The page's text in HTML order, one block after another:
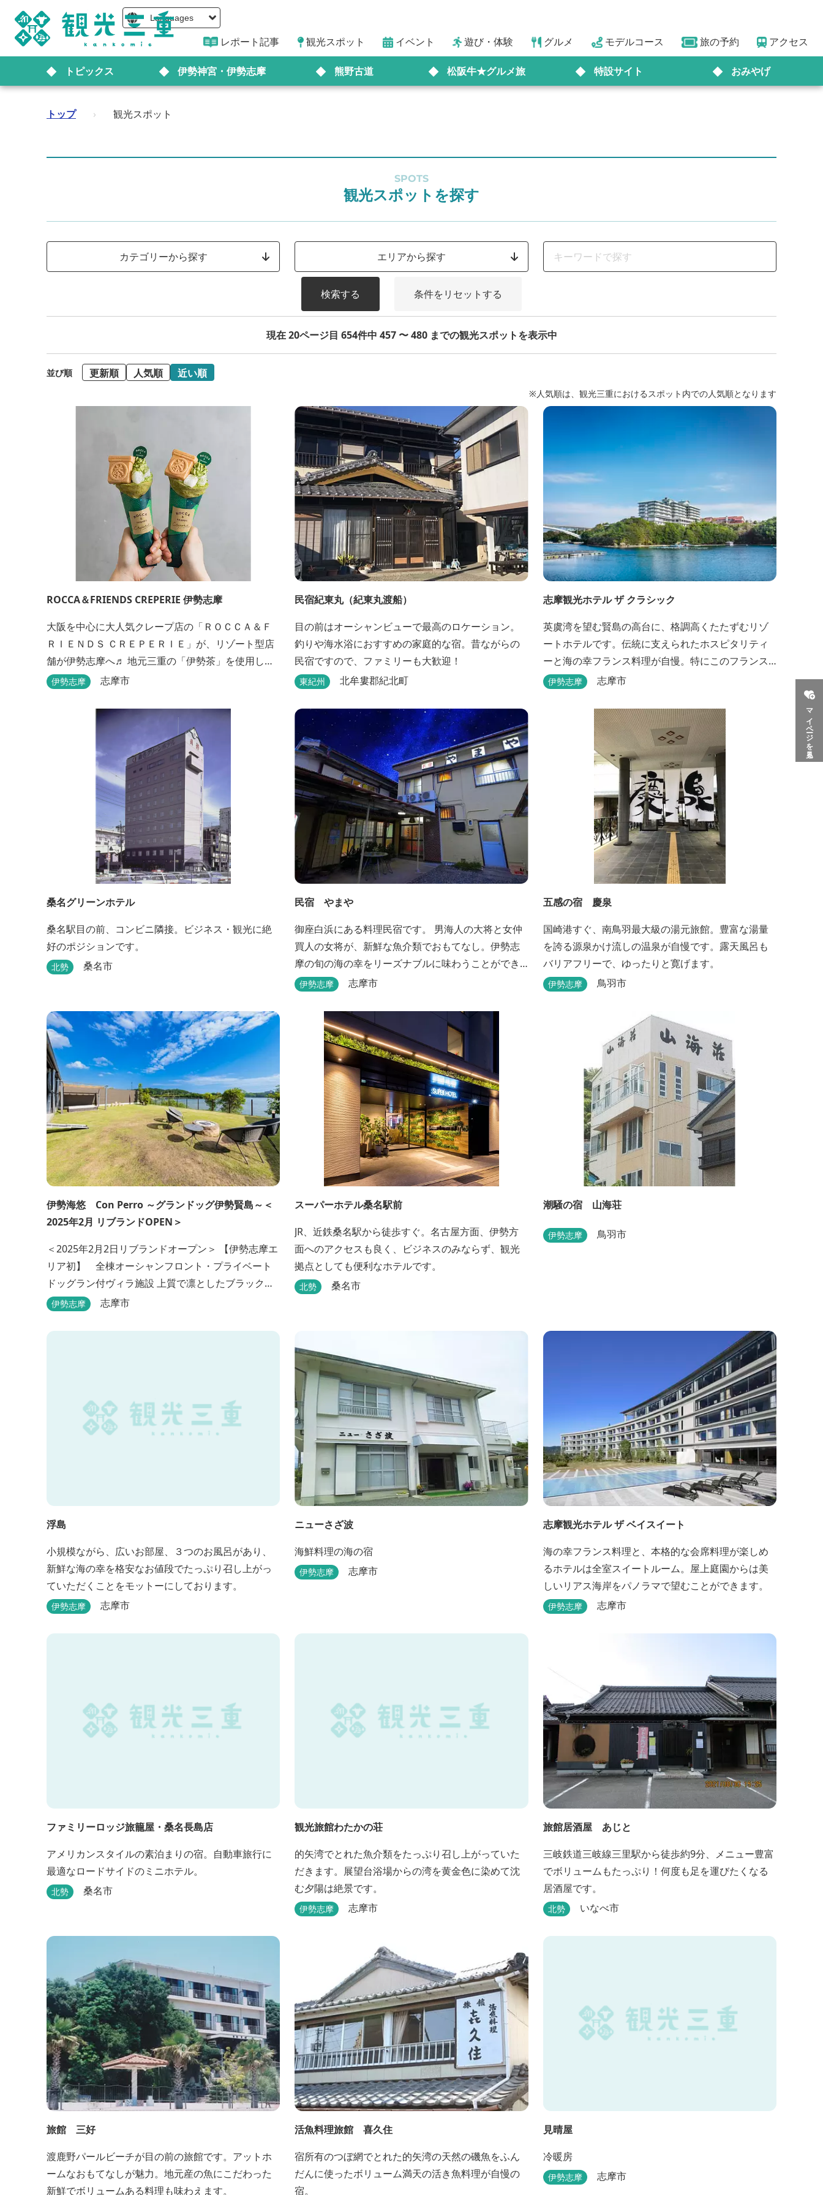
Languages
レポート記事 観光スポット イベント 遊び・体験 グルメ モデルコース 旅の予約 アクセス
トピックス 伊勢神宮・伊勢志摩 熊野古道 松阪牛★グルメ旅 特設サイト おみやげ
マイページを見る
トップ › 観光スポット
SPOTS
観光スポットを探す
カテゴリーから探す エリアから探す
検索する 条件をリセットする
現在 20ページ目 654件中 457 〜 480 までの観光スポットを表示中
並び順 更新順 人気順 近い順
※人気順は、観光三重におけるスポット内での人気順となります
ROCCA＆FRIENDS CREPERIE 伊勢志摩
大阪を中心に大人気クレープ店の「ＲＯＣＣＡ＆Ｆ
ＲＩＥＮＤＳ ＣＲＥＰＥＲＩＥ」が、リゾート型店
舗が伊勢志摩へ♬ 地元三重の「伊勢茶」を使用し
た、伊勢志摩店限定クレープ「伊勢茶ティラミス」
を味わえます。 また季節に合わせて、期間限定クレ
ープやドリンク種類も豊富ですので、伊勢志摩旅行
の際にはぜひお立ち寄りいただければと思います。
店舗前のテラス...
伊勢志摩 志摩市
民宿紀東丸（紀東丸渡船）
目の前はオーシャンビューで最高のロケーション。
釣りや海水浴におすすめの家庭的な宿。昔ながらの
民宿ですので、ファミリーも大歓迎！
東紀州 北牟婁郡紀北町
志摩観光ホテル ザ クラシック
英虞湾を望む賢島の高台に、格調高くたたずむリゾ
ートホテルです。伝統に支えられたホスピタリティ
ーと海の幸フランス料理が自慢。特にこのフランス
料理を求めて遠くから足を運ぶ人がいるほど。洗練
てください。 ※2016年6月7日リニューアルオープン
伊勢志摩 志摩市
桑名グリーンホテル
桑名駅目の前、コンビニ隣接。ビジネス・観光に絶
好のポジションです。
北勢 桑名市
民宿 やまや
御座白浜にある料理民宿です。 男海人の大将と女仲
買人の女将が、新鮮な魚介類でおもてなし。伊勢志
摩の旬の海の幸をリーズナブルに味わうことができ
ます。
伊勢志摩 志摩市
五感の宿 慶泉
国崎港すぐ、南鳥羽最大級の湯元旅館。豊富な湯量
を誇る源泉かけ流しの温泉が自慢です。露天風呂も
バリアフリーで、ゆったりと寛げます。
伊勢志摩 鳥羽市
伊勢海悠 Con Perro ～グランドッグ伊勢賢島～＜
2025年2月 リブランドOPEN＞
＜2025年2月2日リブランドオープン＞ 【伊勢志摩エ
リア初】 全棟オーシャンフロント・プライベート
ドッグラン付ヴィラ施設 上質で凛としたブラックカ
ラーのデザインの佇まいに、プライベート感溢れる
フロント。 颯爽とした広いプライベートドッグラン
伊勢志摩 志摩市
スーパーホテル桑名駅前
JR、近鉄桑名駅から徒歩すぐ。名古屋方面、伊勢方
面へのアクセスも良く、ビジネスのみならず、観光
拠点としても便利なホテルです。
北勢 桑名市
潮騒の宿 山海荘
伊勢志摩 鳥羽市
浮島
小規模ながら、広いお部屋、３つのお風呂があり、
新鮮な海の幸を格安なお値段でたっぷり召し上がっ
ていただくことをモットーにしております。
伊勢志摩 志摩市
ニューさざ波
海鮮料理の海の宿
伊勢志摩 志摩市
志摩観光ホテル ザ ベイスイート
海の幸フランス料理と、本格的な会席料理が楽しめ
るホテルは全室スイートルーム。屋上庭園からは美
しいリアス海岸をパノラマで望むことができます。
伊勢志摩 志摩市
ファミリーロッジ旅籠屋・桑名長島店
アメリカンスタイルの素泊まりの宿。自動車旅行に
最適なロードサイドのミニホテル。
北勢 桑名市
観光旅館わたかの荘
的矢湾でとれた魚介類をたっぷり召し上がっていた
だきます。展望台浴場からの湾を黄金色に染めて沈
む夕陽は絶景です。
伊勢志摩 志摩市
旅館居酒屋 あじと
三岐鉄道三岐線三里駅から徒歩約9分、メニュー豊富
でボリュームもたっぷり！何度も足を運びたくなる
居酒屋です。
北勢 いなべ市
旅館 三好
渡鹿野パールビーチが目の前の旅館です。アットホ
ームなおもてなしが魅力。地元産の魚にこだわった
新鮮でボリュームある料理も味わえます。
活魚料理旅館 喜久住
宿所有のつぼ網でとれた的矢湾の天然の磯魚をふん
だんに使ったボリューム満天の活き魚料理が自慢の
宿。
見晴屋
冷暖房
伊勢志摩 志摩市